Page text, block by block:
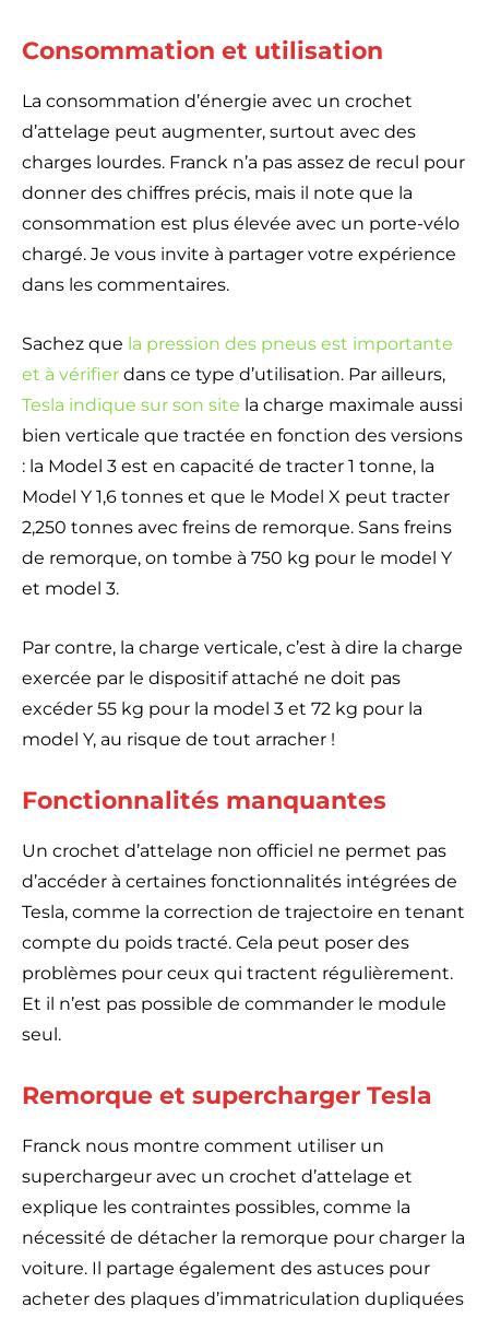
Consommation et utilisation
La consommation d’énergie avec un crochet
d’attelage peut augmenter, surtout avec des
charges lourdes. Franck n’a pas assez de recul pour
donner des chiffres précis, mais il note que la
consommation est plus élevée avec un porte-vélo
chargé. Je vous invite à partager votre expérience
dans les commentaires.
Sachez que la pression des pneus est importante
et à vérifier dans ce type d’utilisation. Par ailleurs,
Tesla indique sur son site la charge maximale aussi
bien verticale que tractée en fonction des versions
: la Model 3 est en capacité de tracter 1 tonne, la
Model Y 1,6 tonnes et que le Model X peut tracter
2,250 tonnes avec freins de remorque. Sans freins
de remorque, on tombe à 750 kg pour le model Y
et model 3.
Par contre, la charge verticale, c’est à dire la charge
exercée par le dispositif attaché ne doit pas
excéder 55 kg pour la model 3 et 72 kg pour la
model Y, au risque de tout arracher !
Fonctionnalités manquantes
Un crochet d’attelage non officiel ne permet pas
d’accéder à certaines fonctionnalités intégrées de
Tesla, comme la correction de trajectoire en tenant
compte du poids tracté. Cela peut poser des
problèmes pour ceux qui tractent régulièrement.
Et il n’est pas possible de commander le module
seul.
Remorque et supercharger Tesla
Franck nous montre comment utiliser un
superchargeur avec un crochet d’attelage et
explique les contraintes possibles, comme la
nécessité de détacher la remorque pour charger la
voiture. Il partage également des astuces pour
acheter des plaques d’immatriculation dupliquées